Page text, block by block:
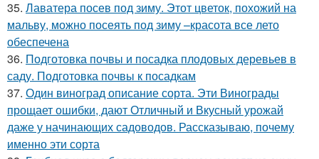
35. Лаватера посев под зиму. Этот цветок, похожий на
мальву, можно посеять под зиму –красота все лето
обеспечена
36. Подготовка почвы и посадка плодовых деревьев в
саду. Подготовка почвы к посадкам
37. Один виноград описание сорта. Эти Винограды
прощает ошибки, дают Отличный и Вкусный урожай
даже у начинающих садоводов. Рассказываю, почему
именно эти сорта